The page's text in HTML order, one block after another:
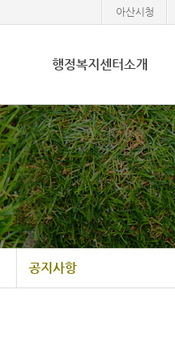
아산시청
행정복지센터소개
공지사항